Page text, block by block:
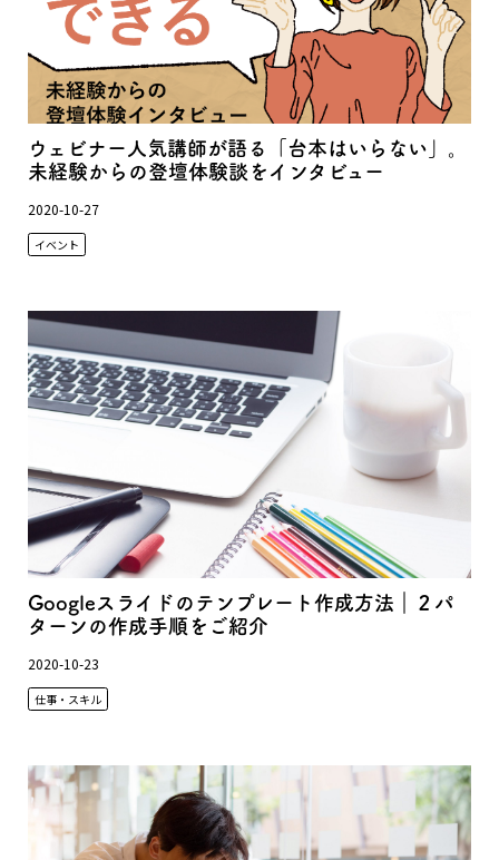
ウェビナー人気講師が語る「台本はいらない」。
未経験からの登壇体験談をインタビュー
2020-10-27
イベント
Googleスライドのテンプレート作成方法｜２パ
ターンの作成手順をご紹介
2020-10-23
仕事・スキル